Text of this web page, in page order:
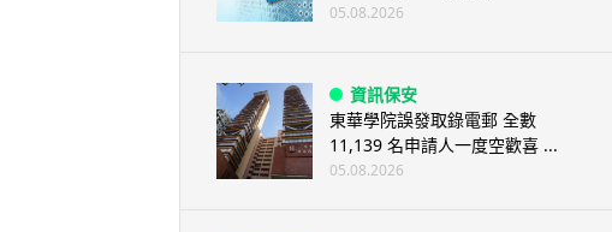
05.08.2026
資訊保安
東華學院誤發取錄電郵 全數
11,139 名申請人一度空歡喜 ...
05.08.2026